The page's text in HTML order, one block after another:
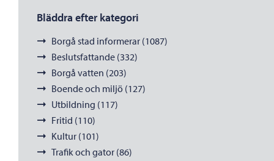
Bläddra efter kategori
Borgå stad informerar (1087)
Beslutsfattande (332)
Borgå vatten (203)
Boende och miljö (127)
Utbildning (117)
Fritid (110)
Kultur (101)
Trafik och gator (86)